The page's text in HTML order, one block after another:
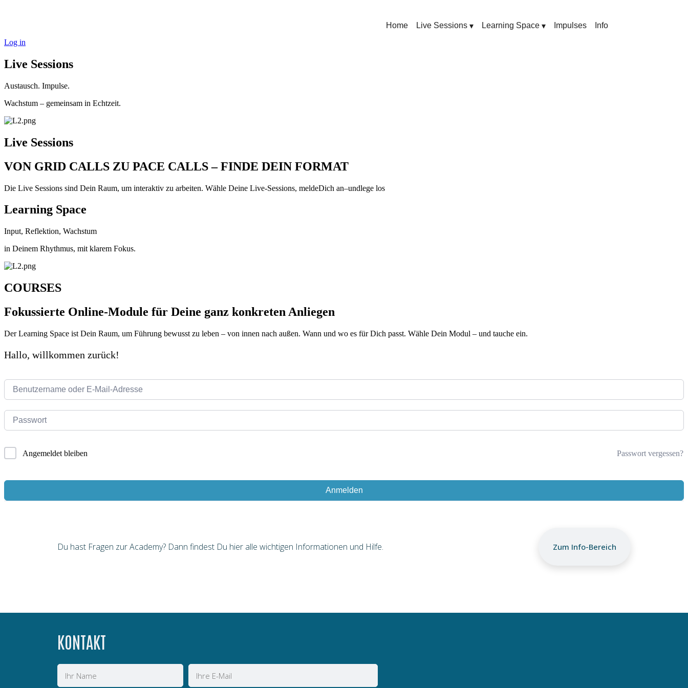
Home Live Sessions ▾ Learning Space ▾ Impulses
Info
Log in
Live Sessions
Austausch. Impulse.
Wachstum – gemeinsam in Echtzeit.
Live Sessions
VON GRID CALLS ZU PACE CALLS – FINDE DEIN FORMAT
Die Live Sessions sind Dein Raum, um interaktiv zu arbeiten. Wähle Deine Live-Sessions, meldeDich an–undlege los
Learning Space
Input, Reflektion, Wachstum
in Deinem Rhythmus, mit klarem Fokus.
COURSES
Fokussierte Online-Module für Deine ganz konkreten Anliegen
Der Learning Space ist Dein Raum, um Führung bewusst zu leben – von innen nach außen. Wann und wo es für Dich passt. Wähle Dein Modul – und tauche ein.
Hallo, willkommen zurück!
Angemeldet bleiben Passwort vergessen?
Anmelden
Du hast Fragen zur Academy? Dann findest Du hier alle wichtigen Informationen und Hilfe. Zum Info-Bereich
KONTAKT
Name
E-
Mail